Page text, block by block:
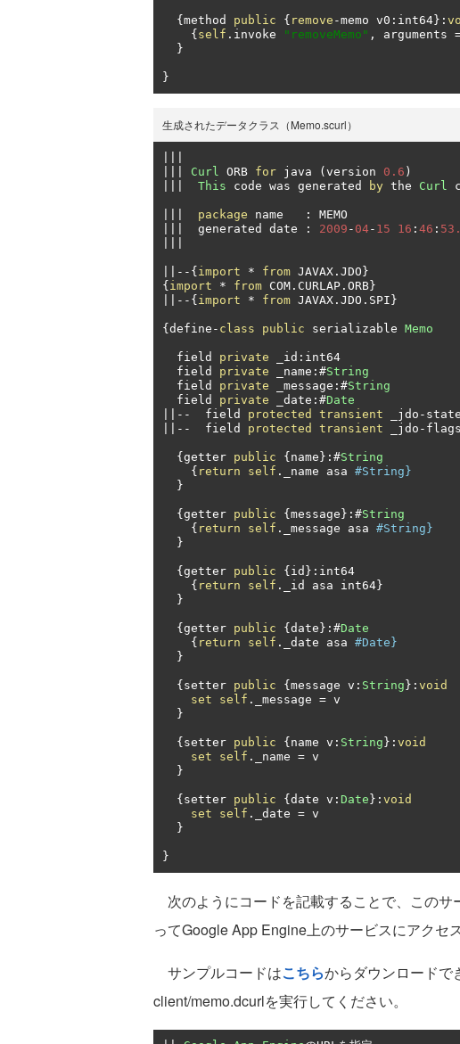
{ method public { remove -memo v0 : int64 }:
{ self . invoke "removeMemo" , arguments
}
}
生成されたデータクラス（Memo.scurl）
Curl ORB for java ( version 0.6 )
This code was generated by the Curl
package name :
  generated date
: 2009 - 04- 15 16 : 46 :
||--{ import * from JAVAX . JDO }
{ import * from COM . CURLAP . ORB }
||--{ import * from JAVAX . JDO . SPI }
{ define - class public serializable Memo
  field
private _id : int64
  field
private _name :#String
  field
private _message :#String
  field
private _date :#Date
||--
  field
protected transient _jdo - state
||--
  field
protected transient _jdo - flags
{ getter public { name }:#String
{ return self . _name asa #String}
}
{ getter public { message }:#String
{ return self . _message asa #String}
}
{ getter public { id }: int64
{ return self . _id asa int64 }
}
{ getter public { date }:#Date
{ return self . _date asa #Date}
}
{ setter public { message v : String }: void
set
self . _message = v
}
{ setter public { name v : String }: void
set
self . _name = v
}
{ setter public { date v : Date }: void
set
self . _date = v
}
}
次のようにコードを記載することで、この
ってGoogle App Engine上のサービスにアクセ
サンプルコードはこちらからダウンロードで
client/memo.dcurlを実行してください。